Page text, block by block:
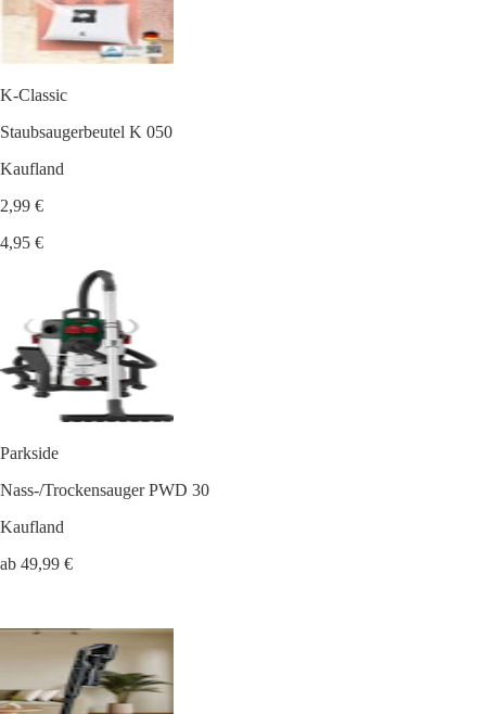
K-Classic
Staubsaugerbeutel K 050
Kaufland
2,99 €
4,95 €
Parkside
Nass-/Trockensauger PWD 30
Kaufland
ab 49,99 €